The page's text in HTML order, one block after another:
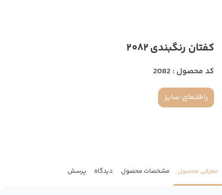
کفتان رنگبندی 2082
کد محصول : 2082
راهنمای سایز
معرفی محصول مشخصات محصول دیدگاه پرسش